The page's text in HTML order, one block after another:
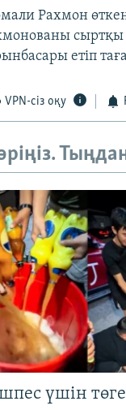
Рахмон
сыртқы
етіп
VPN-сіз оқу
үшін